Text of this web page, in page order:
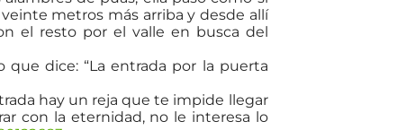
metros más arriba y desde allí
el resto por el valle en busca del
dice: “La entrada por la puerta
hay un reja que te impide llegar
con la eternidad, no le interesa lo